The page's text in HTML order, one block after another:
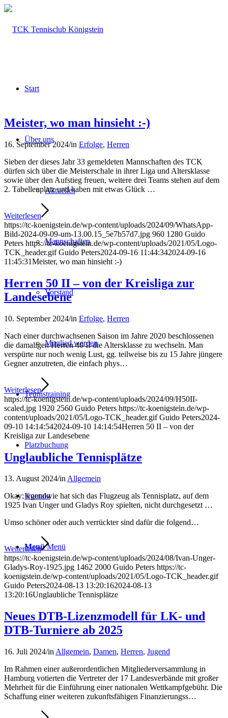
Start
Über uns
Aktuelles
Mannschaften
Vorstand
Mitglied werden
Tennistraining
Platzbuchung
Kontakt
Menü Menü
Meister, wo man hinsieht :-)
16. September 2024/in Erfolge, Herren
Sieben der dieses Jahr 33 gemeldeten Mannschaften des TCK
dürfen sich über die Meisterschale in ihrer Liga und Altersklasse
sowie über den Aufstieg freuen, weitere drei Teams stehen auf dem
2. Tabellenplatz und haben mit etwas Glück …
Weiterlesen
https://tc-koenigstein.de/wp-content/uploads/2024/09/WhatsApp-
Bild-2024-09-09-um-13.00.15_5e7b57d7.jpg 960 1280 Guido
Peters https://tc-koenigstein.de/wp-content/uploads/2021/05/Logo-
TCK_header.gif Guido Peters2024-09-16 11:44:342024-09-16
11:45:31Meister, wo man hinsieht :-)
Herren 50 II – von der Kreisliga zur
Landesebene
10. September 2024/in Erfolge, Herren
Nach einer durchwachsenen Saison im Jahre 2020 beschlossenen
die damaligen Herren 40 II die Altersklasse zu wechseln. Man
verspürte nur noch wenig Lust, gg. teilweise bis zu 15 Jahre jüngere
Gegner anzutreten, die einfach phys…
Weiterlesen
https://tc-koenigstein.de/wp-content/uploads/2024/09/H50II-
scaled.jpg 1920 2560 Guido Peters https://tc-koenigstein.de/wp-
content/uploads/2021/05/Logo-TCK_header.gif Guido Peters2024-
09-10 14:14:542024-09-10 14:14:54Herren 50 II – von der
Kreisliga zur Landesebene
Unglaubliche Tennisplätze
13. August 2024/inAllgemein
Okay; irgendwie hat sich das Flugzeug als Tennisplatz, auf dem
1925 Ivan Unger und Gladys Roy spielten, nicht durchgesetzt …
Umso schöner oder auch verrückter sind dafür die folgend…
Weiterlesen
https://tc-koenigstein.de/wp-content/uploads/2024/08/Ivan-Unger-
Gladys-Roy-1925.jpg 1462 2000 Guido Peters https://tc-
koenigstein.de/wp-content/uploads/2021/05/Logo-TCK_header.gif
Guido Peters2024-08-13 13:20:162024-08-13
13:20:16Unglaubliche Tennisplätze
Neues DTB-Lizenzmodell für LK- und
DTB-Turniere ab 2025
16. Juli 2024/in Allgemein, Damen, Herren, Jugend
Im Rahmen einer außerordentlichen Mitgliederversammlung in
Hamburg votierten die Vertreter der 17 Landesverbände mit großer
Mehrheit für die Einführung einer nationalen Wettkampfgebühr. Die
Schaffung einer weiteren zukunftsfähigen Finanzierungss…